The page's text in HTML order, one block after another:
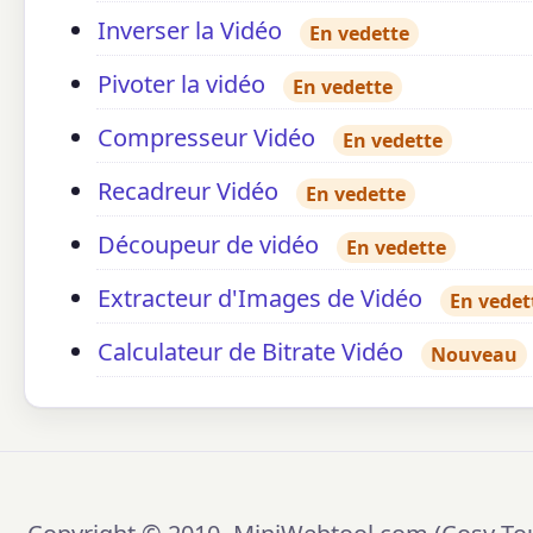
Inverser la Vidéo En vedette
Pivoter la vidéo En vedette
Compresseur Vidéo En vedette
Recadreur Vidéo En vedette
Découpeur de vidéo En vedette
Extracteur d'Images de Vidéo En
Calculateur de Bitrate Vidéo Nouveau